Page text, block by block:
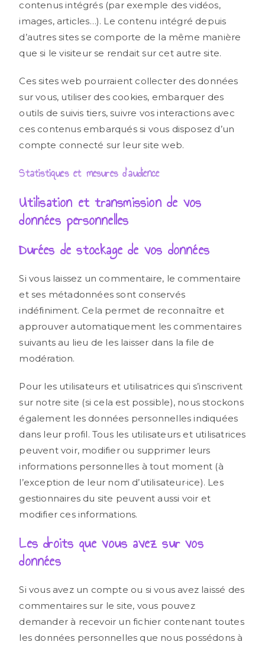
contenus intégrés (par exemple des vidéos,
images, articles…). Le contenu intégré depuis
d’autres sites se comporte de la même manière
que si le visiteur se rendait sur cet autre site.
Ces sites web pourraient collecter des données
sur vous, utiliser des cookies, embarquer des
outils de suivis tiers, suivre vos interactions avec
ces contenus embarqués si vous disposez d’un
compte connecté sur leur site web.
Statistiques et mesures d’audience
Utilisation et transmission de vos
données personnelles
Durées de stockage de vos données
Si vous laissez un commentaire, le commentaire
et ses métadonnées sont conservés
indéfiniment. Cela permet de reconnaître et
approuver automatiquement les commentaires
suivants au lieu de les laisser dans la file de
modération.
Pour les utilisateurs et utilisatrices qui s’inscrivent
sur notre site (si cela est possible), nous stockons
également les données personnelles indiquées
dans leur profil. Tous les utilisateurs et utilisatrices
peuvent voir, modifier ou supprimer leurs
informations personnelles à tout moment (à
l’exception de leur nom d’utilisateur·ice). Les
gestionnaires du site peuvent aussi voir et
modifier ces informations.
Les droits que vous avez sur vos
données
Si vous avez un compte ou si vous avez laissé des
commentaires sur le site, vous pouvez
demander à recevoir un fichier contenant toutes
les données personnelles que nous possédons à